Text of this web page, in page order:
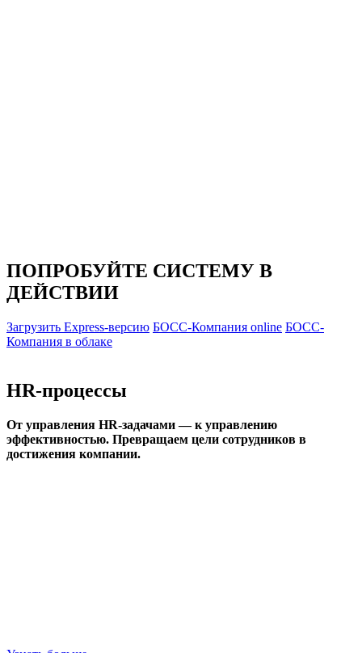
ПОПРОБУЙТЕ СИСТЕМУ В
ДЕЙСТВИИ
Загрузить Express-версию БОСС-Компания online БОСС-
Компания в облаке
HR-процессы
От управления HR-задачами — к управлению
эффективностью. Превращаем цели сотрудников в
достижения компании.